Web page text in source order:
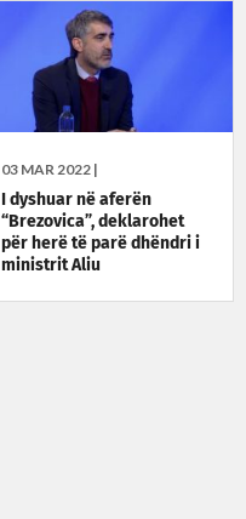
03 MAR 2022 |
I dyshuar në aferën
“Brezovica”, deklarohet
për herë të parë dhëndri i
ministrit Aliu